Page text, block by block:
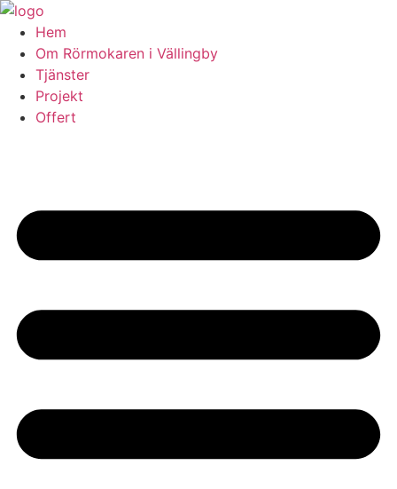
Skip
content
Hem
Om Rörmokaren i Vällingby
Tjänster
Projekt
Offert